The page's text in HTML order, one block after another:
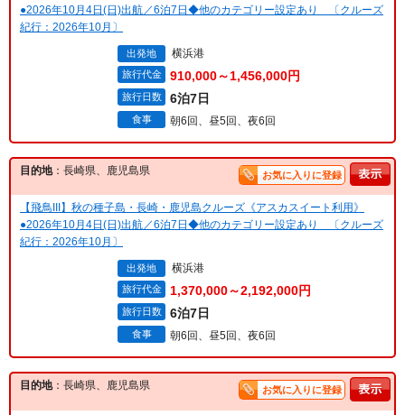
●2026年10月4日(日)出航／6泊7日◆他のカテゴリー設定あり 〔クルーズ
紀行：2026年10月〕
出発地 横浜港
旅行代金 910,000～1,456,000円
旅行日数 6泊7日
食事 朝6回、昼5回、夜6回
目的地：長崎県、鹿児島県 お気に入りに登録
【飛鳥III】秋の種子島・長崎・鹿児島クルーズ《アスカスイート利用》
●2026年10月4日(日)出航／6泊7日◆他のカテゴリー設定あり 〔クルーズ
紀行：2026年10月〕
出発地 横浜港
旅行代金 1,370,000～2,192,000円
旅行日数 6泊7日
食事 朝6回、昼5回、夜6回
目的地：長崎県、鹿児島県 お気に入りに登録